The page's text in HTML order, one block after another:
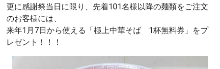
更に感謝祭当日に限り、先着101名様以降の麺類をご注文
のお客様には、
来年1月7日から使える「極上中華そば 1杯無料券」をプ
レゼント！！！